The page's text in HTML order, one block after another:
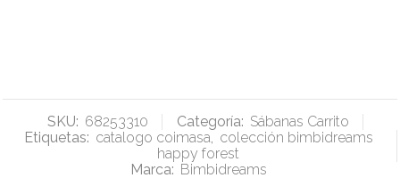
SKU: 68253310 Categoría: Sábanas Carrito
Etiquetas: catalogo coimasa, colección bimbidreams
happy forest
Marca: Bimbidreams